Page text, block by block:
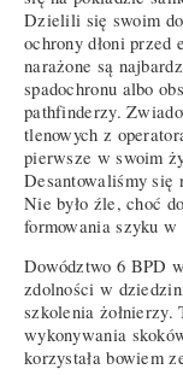
Dzielili się swoim
ochrony dłoni przed
narażone są
spadochronu albo
pathfinderzy.
tlenowych z
pierwsze w swoim
Desantowaliśmy się
Nie było źle, choć
formowania szyku w
Dowództwo 6 BPD
zdolności w
szkolenia żołnierzy.
wykonywania
korzystała bowiem